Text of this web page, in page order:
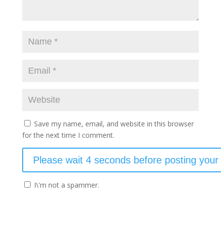
Save my name, email, and website in this browser
for the next time I comment.
I\'m not a spammer.